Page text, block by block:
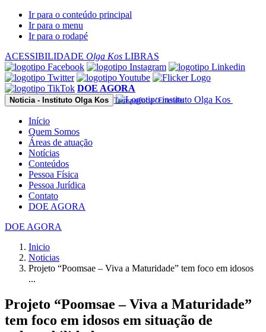
inclui
sistema
de
acessibilidade.
Ir para o conteúdo principal
Ir para o menu
Ir para o rodapé
ACESSIBILIDADE Olga Kos LIBRAS
DOE AGORA
Noticia - Instituto Olga Kos Transparência / Emendas
Início
Quem Somos
Áreas de atuação
Notícias
Conteúdos
Pessoa Física
Pessoa Jurídica
Contato
DOE AGORA
DOE AGORA
Inicio
Noticias
Projeto “Poomsae – Viva a Maturidade” tem foco em idosos
...
Projeto “Poomsae – Viva a Maturidade”
tem foco em idosos em situação de